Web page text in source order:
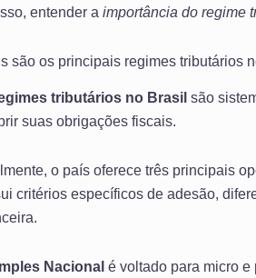
entender a importância do regime
são os principais regimes tributários
tributários no Brasil são
suas obrigações fiscais.
o país oferece três principais
critérios específicos de adesão,
Nacional é voltado para micro